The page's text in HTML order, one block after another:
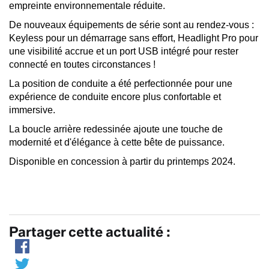
empreinte environnementale réduite.
De nouveaux équipements de série sont au rendez-vous :
Keyless pour un démarrage sans effort, Headlight Pro pour
une visibilité accrue et un port USB intégré pour rester
connecté en toutes circonstances !
La position de conduite a été perfectionnée pour une
expérience de conduite encore plus confortable et
immersive.
La boucle arrière redessinée ajoute une touche de
modernité et d'élégance à cette bête de puissance.
Disponible en concession à partir du printemps 2024.
Partager cette actualité :